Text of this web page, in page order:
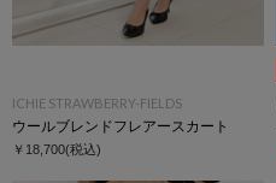
ICHIE STRAWBERRY-FIELDS
ウールブレンドフレアースカート
￥18,700(税込)